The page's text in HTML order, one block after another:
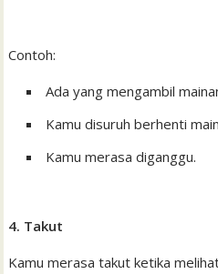
Contoh:
Ada yang mengambil
Kamu disuruh berhenti
Kamu merasa diganggu.
4. Takut
Kamu merasa takut ketika